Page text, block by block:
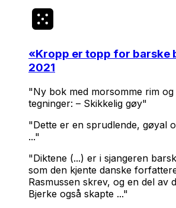
«Kropp er topp for barske
2021
"Ny bok med morsomme rim og
tegninger: – Skikkelig gøy"
"Dette er en sprudlende, gøyal
..."
"Diktene (...) er i sjangeren
som den kjente danske
Rasmussen skrev, og en del av
Bjerke også skapte ..."